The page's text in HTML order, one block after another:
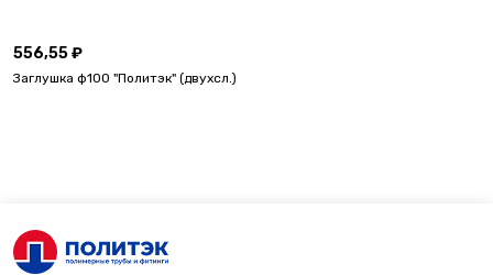
556,55 ₽
Заглушка ф100 "Политэк" (двухсл.)